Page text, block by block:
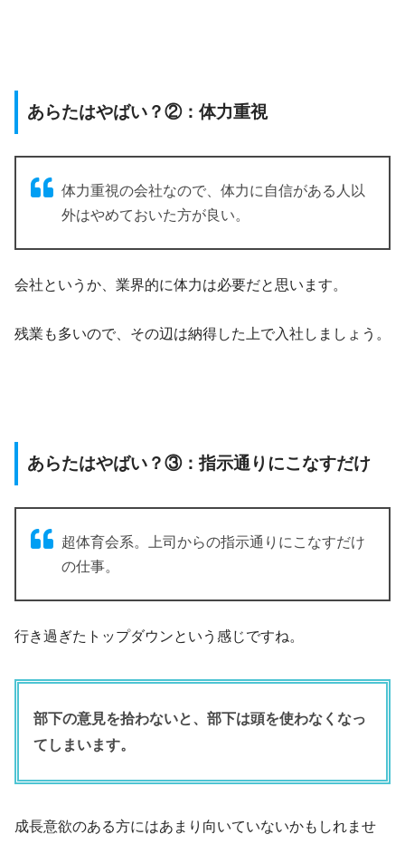
あらたはやばい？②：体力重視
体力重視の会社なので、体力に自信がある人以
外はやめておいた方が良い。
会社というか、業界的に体力は必要だと思います。
残業も多いので、その辺は納得した上で入社しましょう。
あらたはやばい？③：指示通りにこなすだけ
超体育会系。上司からの指示通りにこなすだけ
の仕事。
行き過ぎたトップダウンという感じですね。
部下の意見を拾わないと、部下は頭を使わなくなっ
てしまいます。
成長意欲のある方にはあまり向いていないかもしれませ